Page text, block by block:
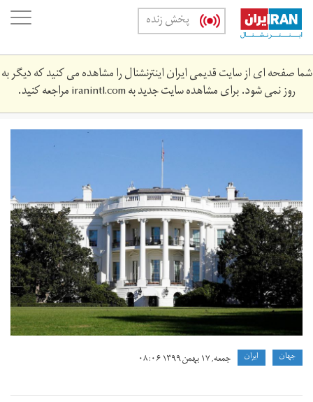
Skip
main
content
پخش زنده
شما صفحه ای از سایت قدیمی ایران اینترنشنال را مشاهده می کنید که دیگر به
روز نمی شود. برای مشاهده سایت جدید بهiranintl.comمراجعه کنید.
ganz-
das-
weisse.jpg
جهان ايران جمعه, ۱۷ بهمن ۱۳۹۹ ۰۸:۰۶